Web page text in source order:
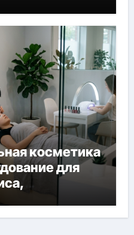
косметика
для
и